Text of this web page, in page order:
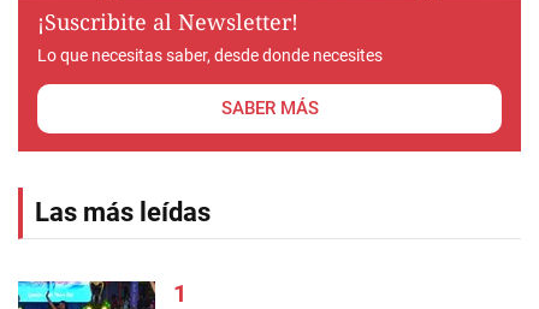
¡Suscribite al Newsletter!
Lo que necesitas saber, desde donde necesites
SABER MÁS
Las más leídas